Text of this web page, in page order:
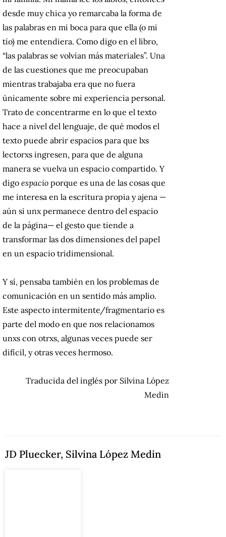
desde muy chica yo remarcaba la forma de
las palabras en mi boca para que ella (o mi
tío) me entendiera. Como digo en el libro,
“las palabras se volvían más materiales”. Una
de las cuestiones que me preocupaban
mientras trabajaba era que no fuera
únicamente sobre mi experiencia personal.
Trato de concentrarme en lo que el texto
hace a nivel del lenguaje, de qué modos el
texto puede abrir espacios para que lxs
lectorxs ingresen, para que de alguna
manera se vuelva un espacio compartido. Y
digo espacio porque es una de las cosas que
me interesa en la escritura propia y ajena —
aún si unx permanece dentro del espacio
de la página— el gesto que tiende a
transformar las dos dimensiones del papel
en un espacio tridimensional.
Y sí, pensaba también en los problemas de
comunicación en un sentido más amplio.
Este aspecto intermitente/fragmentario es
parte del modo en que nos relacionamos
unxs con otrxs, algunas veces puede ser
difícil, y otras veces hermoso.
Traducida del inglés por Silvina López
Medin
JD Pluecker, Silvina López Medin